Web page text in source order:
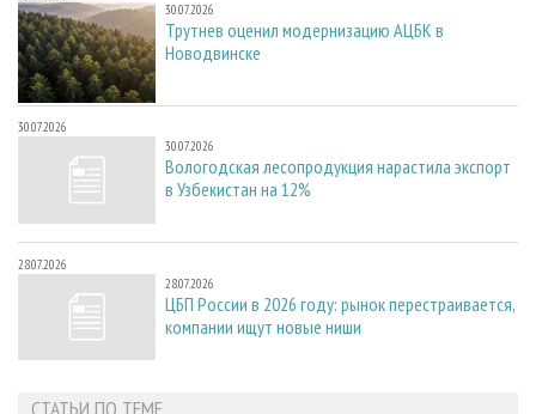
30.07.2026
Трутнев оценил модернизацию АЦБК в
Новодвинске
30.07.2026
30.07.2026
Вологодская лесопродукция нарастила экспорт
в Узбекистан на 12%
28.07.2026
28.07.2026
ЦБП России в 2026 году: рынок перестраивается,
компании ищут новые ниши